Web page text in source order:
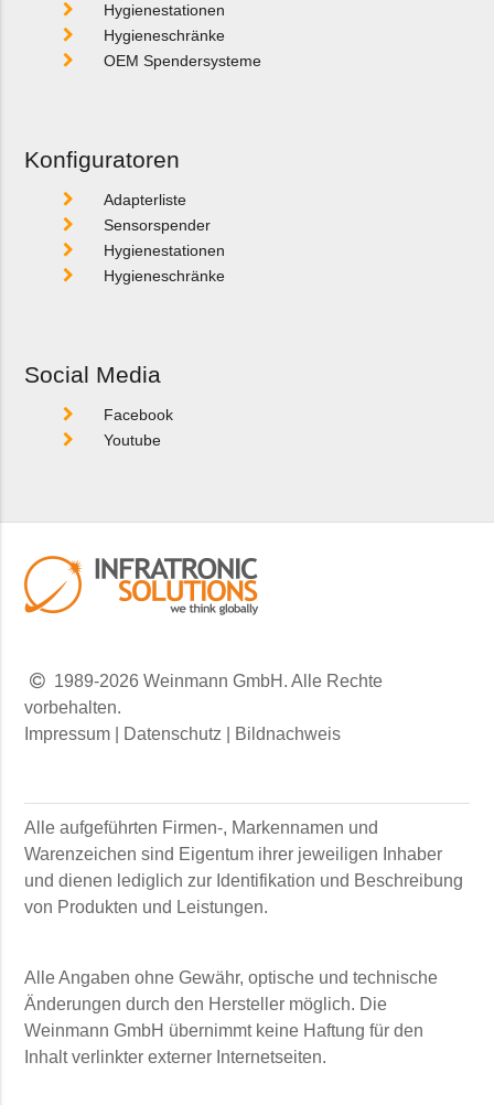
Hygienestationen
Hygieneschränke
OEM Spendersysteme
Konfiguratoren
Adapterliste
Sensorspender
Hygienestationen
Hygieneschränke
Social Media
Facebook
Youtube
1989-2026 Weinmann GmbH. Alle Rechte
vorbehalten.
Impressum
Datenschutz Bildnachweis
Alle aufgeführten Firmen-, Markennamen und
Warenzeichen sind Eigentum ihrer jeweiligen Inhaber
und dienen lediglich zur Identifikation und Beschreibung
von Produkten und Leistungen.
Alle Angaben ohne Gewähr, optische und technische
Änderungen durch den Hersteller möglich. Die
Weinmann GmbH übernimmt keine Haftung für den
Inhalt verlinkter externer Internetseiten.